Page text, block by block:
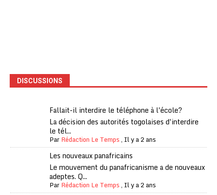
DISCUSSIONS
Fallait-il interdire le téléphone à l'école?
La décision des autorités togolaises d'interdire
le tél...
ParRédaction Le Temps, Il y a 2 ans
Les nouveaux panafricains
Le mouvement du panafricanisme a de nouveaux
adeptes. Q...
ParRédaction Le Temps, Il y a 2 ans